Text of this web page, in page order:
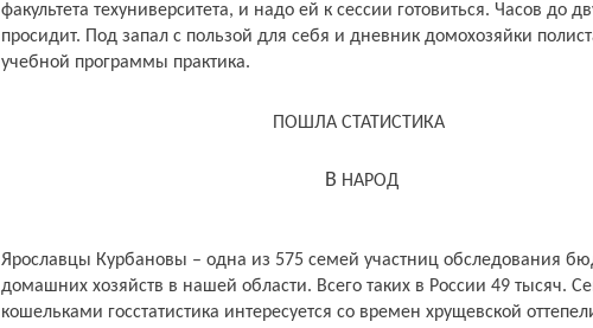
факультета техуниверситета, и надо ей к сессии готовиться. Часов до
просидит. Под запал с пользой для себя и дневник домохозяйки
учебной программы практика.
ПОШЛА СТАТИСТИКА
В НАРОД
Ярославцы Курбановы – одна из 575 семей участниц обследования
домашних хозяйств в нашей области. Всего таких в России 49 тысяч.
кошельками госстатистика интересуется со времен хрущевской